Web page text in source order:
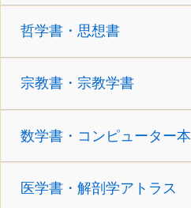
哲学書・思想書
宗教書・宗教学書
数学書・コンピューター本
医学書・解剖学アトラス